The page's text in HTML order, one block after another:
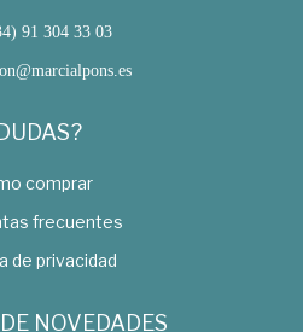
91 304 33 03
comprar
frecuentes
de privacidad
NOVEDADES